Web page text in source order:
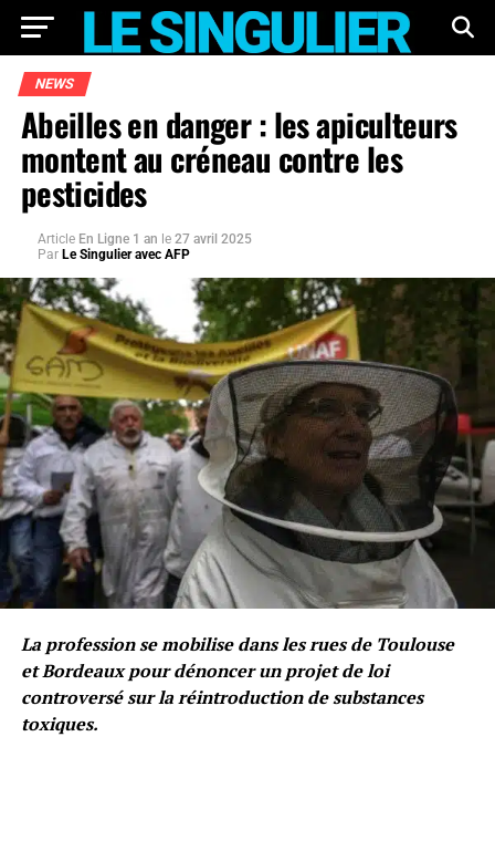
NEWS
Abeilles en danger : les apiculteurs
montent au créneau contre les
pesticides
Article En Ligne 1 an le 27 avril 2025
Par Le Singulier avec AFP
La profession se mobilise dans les rues de Toulouse
et Bordeaux pour dénoncer un projet de loi
controversé sur la réintroduction de substances
toxiques.